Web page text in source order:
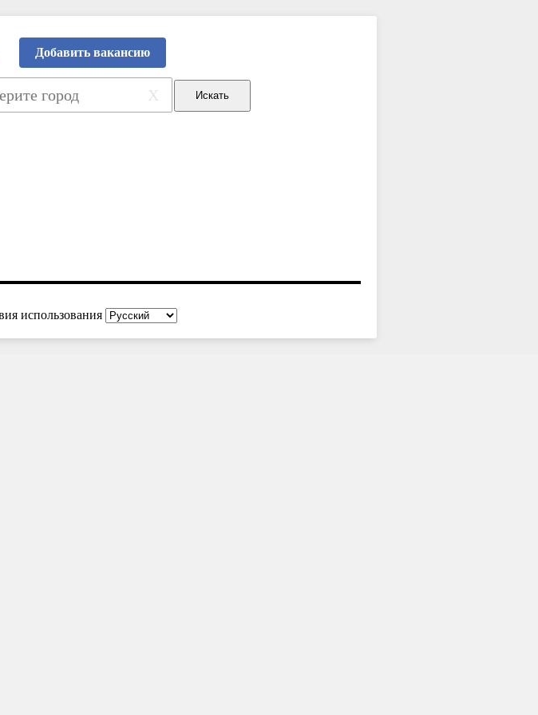
Добавить вакансию
X
использования